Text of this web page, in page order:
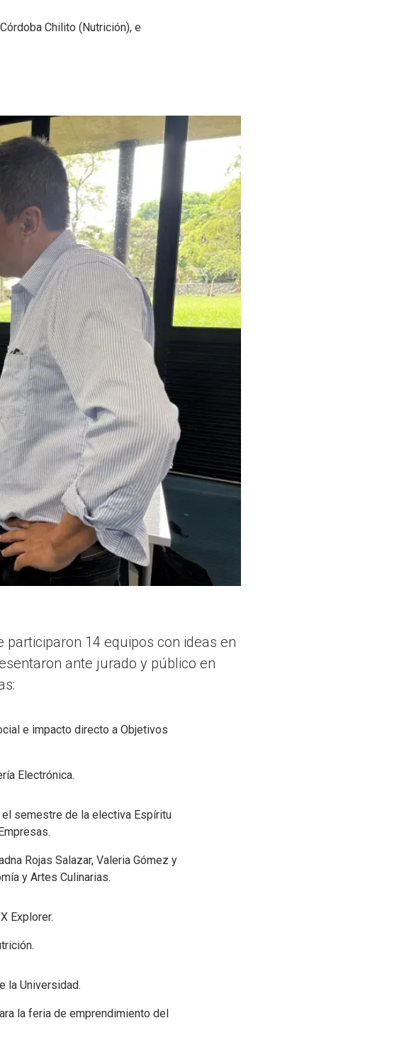
Chilito (Nutrición), e
participaron 14 equipos con ideas en
ante jurado y público en
e impacto directo a Objetivos
Electrónica.
semestre de la electiva Espíritu
Rojas Salazar, Valeria Gómez y
y Artes Culinarias.
Explorer.
la Universidad.
la feria de emprendimiento del